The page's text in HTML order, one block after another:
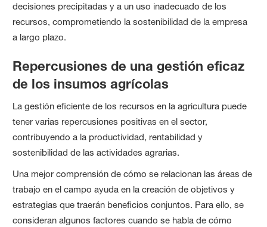
decisiones precipitadas y a un uso inadecuado de los
recursos, comprometiendo la sostenibilidad de la empresa
a largo plazo.
Repercusiones de una gestión eficaz
de los insumos agrícolas
La gestión eficiente de los recursos en la agricultura puede
tener varias repercusiones positivas en el sector,
contribuyendo a la productividad, rentabilidad y
sostenibilidad de las actividades agrarias.
Una mejor comprensión de cómo se relacionan las áreas de
trabajo en el campo ayuda en la creación de objetivos y
estrategias que traerán beneficios conjuntos. Para ello, se
consideran algunos factores cuando se habla de cómo